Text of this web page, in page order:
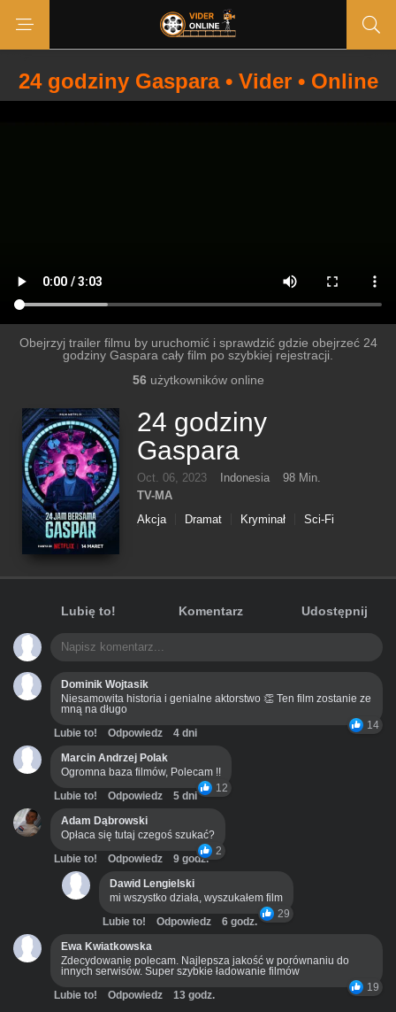
24 godziny Gaspara • Vider • Online
Obejrzyj trailer filmu by uruchomić i sprawdzić gdzie obejrzeć 24
godziny Gaspara cały film po szybkiej rejestracji.
56użytkowników online
24 godziny
Gaspara
Oct. 06, 2023 Indonesia
98 Min.
TV-MA
Akcja
Dramat Kryminał
Sci-Fi
Lubię to! Komentarz Udostępnij
Dominik Wojtasik
Niesamowita historia i genialne aktorstwo 👏 Ten film zostanie ze
mną na długo
14
Lubie to! Odpowiedz
4 dni
Marcin Andrzej Polak
Ogromna baza filmów, Polecam !!
12
Lubie to! Odpowiedz
5 dni
Adam Dąbrowski
Opłaca się tutaj czegoś szukać?
2
Lubie to! Odpowiedz
9 godz.
Dawid Lengielski
mi wszystko działa, wyszukałem film
29
Lubie to! Odpowiedz
6 godz.
Ewa Kwiatkowska
Zdecydowanie polecam. Najlepsza jakość w porównaniu do
innych serwisów. Super szybkie ładowanie filmów
19
Lubie to! Odpowiedz 13 godz.